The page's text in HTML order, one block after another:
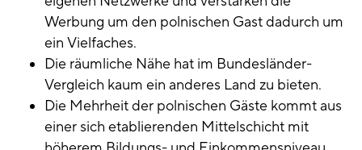
Werbung um den polnischen Gast dadurch um
ein Vielfaches.
Die räumliche Nähe hat im Bundesländer-
Vergleich kaum ein anderes Land zu bieten.
Die Mehrheit der polnischen Gäste kommt aus
einer sich etablierenden Mittelschicht mit